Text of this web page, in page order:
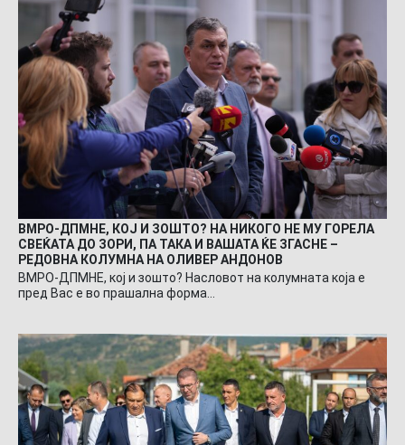
ВМРО-ДПМНЕ, КОЈ И ЗОШТО? НА НИКОГО НЕ МУ ГОРЕЛА
СВЕЌАТА ДО ЗОРИ, ПА ТАКА И ВАШАТА ЌЕ ЗГАСНЕ –
РЕДОВНА КОЛУМНА НА ОЛИВЕР АНДОНОВ
ВМРО-ДПМНЕ, кој и зошто? Насловот на колумната која е
пред Вас е во прашална форма…